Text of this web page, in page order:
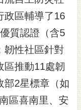
政區輔導了16
質認證（含5
韌性社區針對
區推動11處韌
部2星標章（如
區喜南里、安